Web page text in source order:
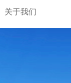
关于我们